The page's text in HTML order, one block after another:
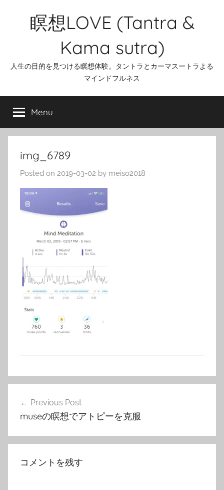
瞑想LOVE (Tantra &
Kama sutra)
人生の目的を見つける瞑想体験。タントラとカーマスートラよる
マインドフルネス
Menu
img_6789
Posted on 2019-03-02 by meiso2018
ビ
Previous Post
museの瞑想でアトピーを克服
コメントを残す